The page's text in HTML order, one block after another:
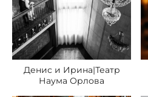
Денис и Ирина|Театр
Наума Орлова